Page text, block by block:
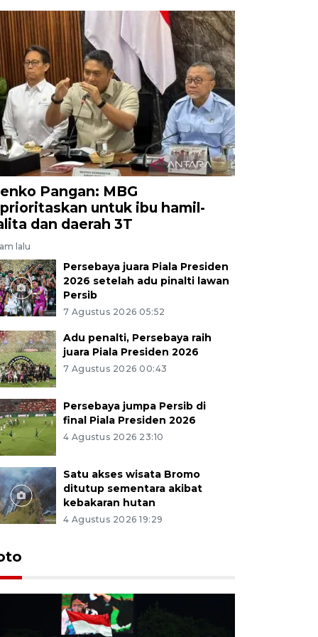
Pangan: MBG
untuk ibu hamil-
dan daerah 3T
lalu
Persebaya juara Piala Presiden
2026 setelah adu pinalti lawan
Persib
7 Agustus 2026 05:52
Adu penalti, Persebaya raih
juara Piala Presiden 2026
7 Agustus 2026 00:43
Persebaya jumpa Persib di
final Piala Presiden 2026
4 Agustus 2026 23:10
Satu akses wisata Bromo
ditutup sementara akibat
kebakaran hutan
4 Agustus 2026 19:29